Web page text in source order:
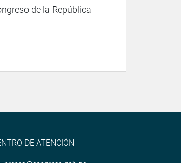
de la República
DE ATENCIÓN